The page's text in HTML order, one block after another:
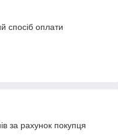
спосіб оплати
за рахунок покупця